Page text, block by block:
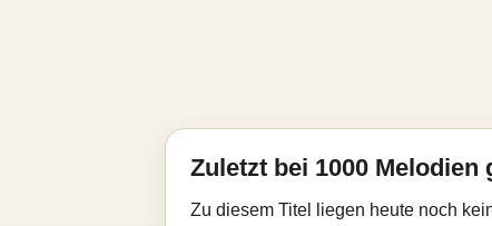
Zuletzt bei 1000 Melodien
Zu diesem Titel liegen heute noch